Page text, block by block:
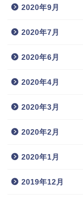
2020年9月
2020年7月
2020年6月
2020年4月
2020年3月
2020年2月
2020年1月
2019年12月